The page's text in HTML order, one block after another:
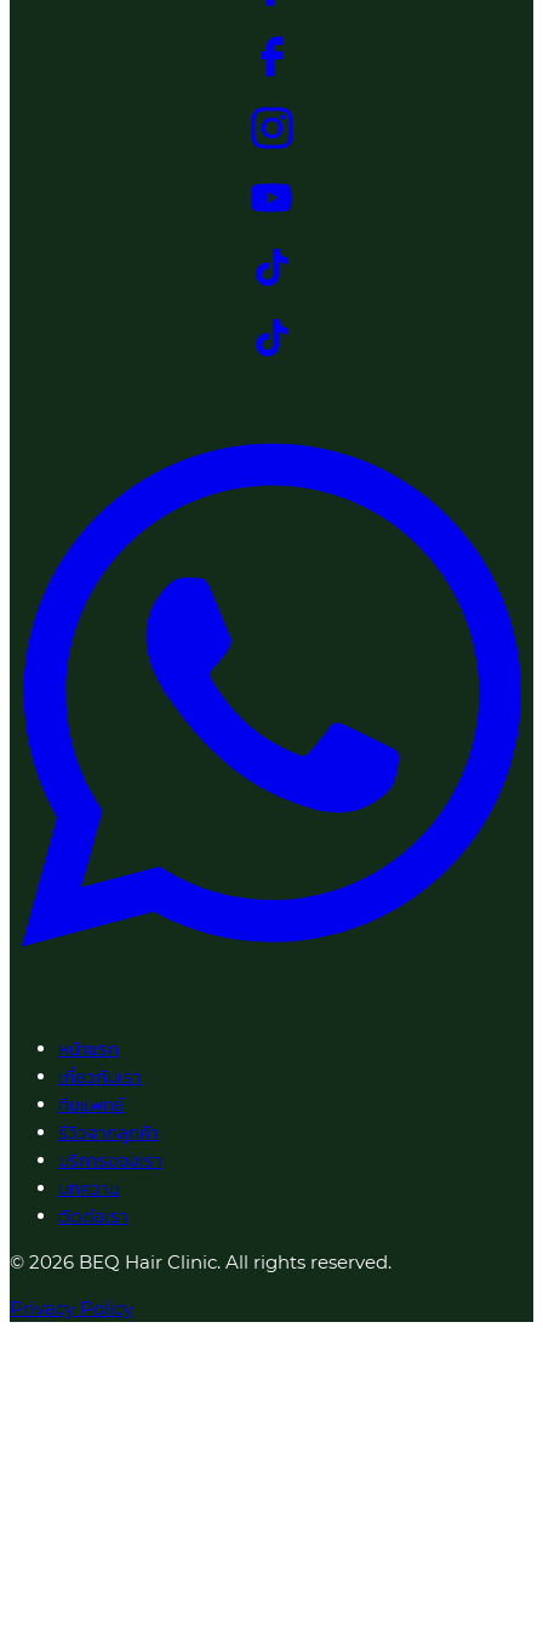
หน้าแรก
เกี่ยวกับเรา
ทีมแพทย์
รีวิวจากลูกค้า
บริการของเรา
บทความ
ติดต่อเรา
© 2026 BEQ Hair Clinic. All rights reserved.
Privacy Policy